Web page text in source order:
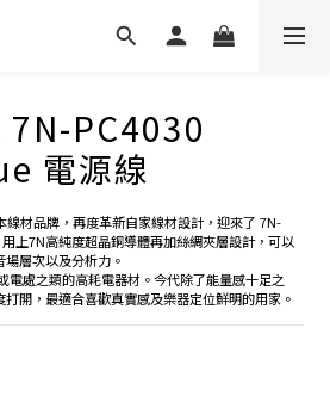
7N-PC4030
電源線
線材品牌，再度革新自家線材設計，迎來了 7N-
上7N高純度超晶銅導體再加絲綢夾層設計，可以
層次以及分析力。
電處之類的高耗電器材。今代除了能量感十足之
開，最適合喜歡真實感及樂器定位鮮明的用家。